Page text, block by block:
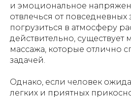
и эмоциональное
отвлечься от повседневных
погрузиться в атмосферу
действительно, существует
массажа, которые отлично
задачей.
Однако, если человек
легких и приятных